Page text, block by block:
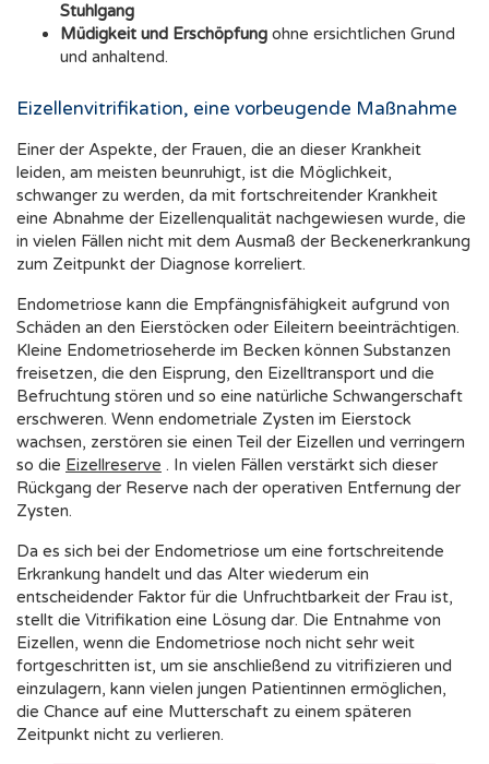
Stuhlgang
Müdigkeit und Erschöpfung ohne ersichtlichen Grund
und anhaltend.
Eizellenvitrifikation, eine vorbeugende Maßnahme
Einer der Aspekte, der Frauen, die an dieser Krankheit
leiden, am meisten beunruhigt, ist die Möglichkeit,
schwanger zu werden, da mit fortschreitender Krankheit
eine Abnahme der Eizellenqualität nachgewiesen wurde, die
in vielen Fällen nicht mit dem Ausmaß der Beckenerkrankung
zum Zeitpunkt der Diagnose korreliert.
Endometriose kann die Empfängnisfähigkeit aufgrund von
Schäden an den Eierstöcken oder Eileitern beeinträchtigen.
Kleine Endometrioseherde im Becken können Substanzen
freisetzen, die den Eisprung, den Eizelltransport und die
Befruchtung stören und so eine natürliche Schwangerschaft
erschweren. Wenn endometriale Zysten im Eierstock
wachsen, zerstören sie einen Teil der Eizellen und verringern
so die Eizellreserve
Rückgang der Reserve nach der operativen Entfernung der
Zysten.
Da es sich bei der Endometriose um eine fortschreitende
Erkrankung handelt und das Alter wiederum ein
entscheidender Faktor für die Unfruchtbarkeit der Frau ist,
stellt die Vitrifikation eine Lösung dar. Die Entnahme von
Eizellen, wenn die Endometriose noch nicht sehr weit
fortgeschritten ist, um sie anschließend zu vitrifizieren und
einzulagern, kann vielen jungen Patientinnen ermöglichen,
die Chance auf eine Mutterschaft zu einem späteren
Zeitpunkt nicht zu verlieren.